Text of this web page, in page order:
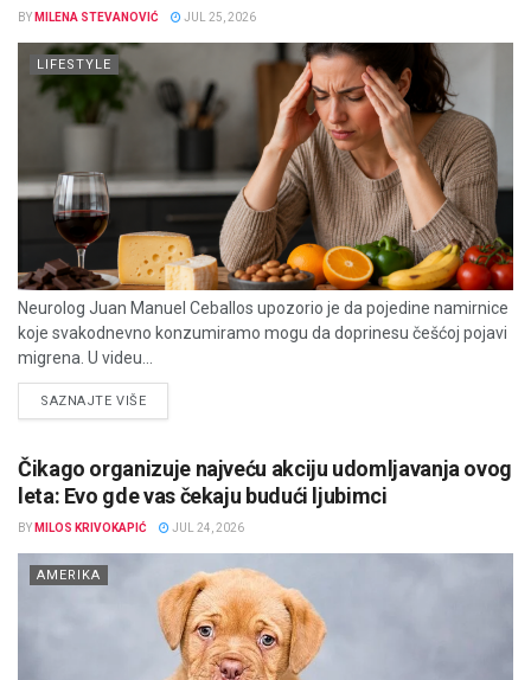
BY MILENA STEVANOVIĆ JUL 25, 2026
LIFESTYLE
Neurolog Juan Manuel Ceballos upozorio je da pojedine namirnice
koje svakodnevno konzumiramo mogu da doprinesu češćoj pojavi
migrena. U videu...
SAZNAJTE VIŠEDETAILS
Čikago organizuje najveću akciju udomljavanja ovog
leta: Evo gde vas čekaju budući ljubimci
BY MILOS KRIVOKAPIĆ JUL 24, 2026
AMERIKA